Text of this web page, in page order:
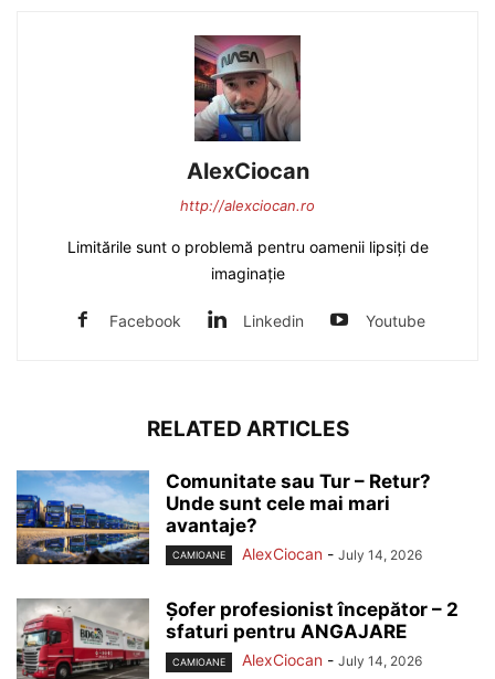
AlexCiocan
http://alexciocan.ro
Limitările sunt o problemă pentru oamenii lipsiți de
imaginație
Facebook Linkedin Youtube
RELATED ARTICLES
Comunitate sau Tur – Retur?
Unde sunt cele mai mari
avantaje?
CAMIOANE AlexCiocan - July 14, 2026
Șofer profesionist începător – 2
sfaturi pentru ANGAJARE
CAMIOANE AlexCiocan - July 14, 2026